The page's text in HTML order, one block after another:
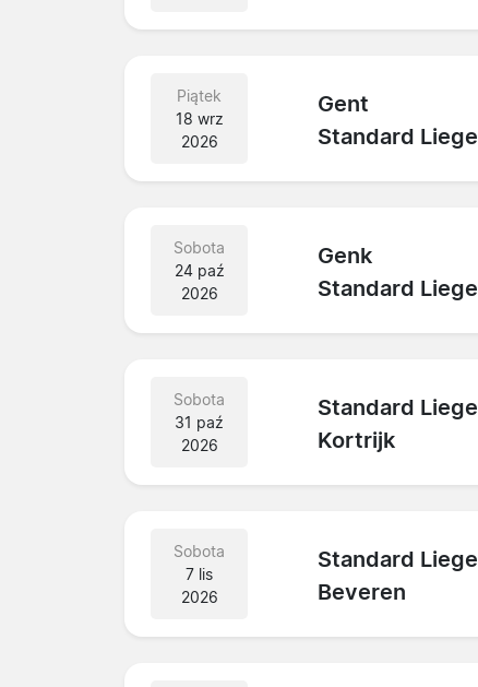
Piątek
18 wrz
2026
Gent
Standard Liege
Sobota
24 paź
2026
Genk
Standard Liege
Sobota
31 paź
2026
Standard Liege
Kortrijk
Sobota
7 lis
2026
Standard Liege
Beveren